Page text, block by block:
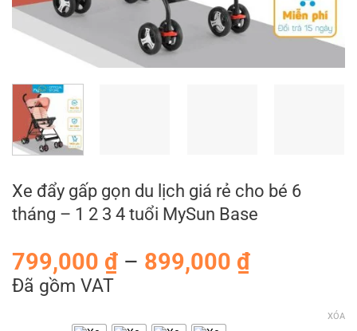
Xe đẩy gấp gọn du lịch giá rẻ cho bé 6
tháng – 1 2 3 4 tuổi MySun Base
799,000 ₫ – 899,000 ₫Khoảng
Đã gồm VAT
XÓA